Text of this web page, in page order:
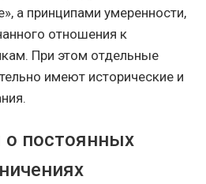
а принципами умеренности,
отношения к
При этом отдельные
имеют исторические и
о постоянных